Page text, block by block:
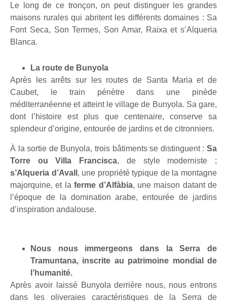
Le long de ce tronçon, on peut distinguer les grandes
maisons rurales qui abritent les différents domaines : Sa
Font Seca, Son Termes, Son Amar, Raixa et s’Alqueria
Blanca.
La route de Bunyola
Après les arrêts sur les routes de Santa Maria et de
Caubet, le train pénètre dans une pinède
méditerranéenne et atteint le village de Bunyola. Sa gare,
dont l’histoire est plus que centenaire, conserve sa
splendeur d’origine, entourée de jardins et de citronniers.
À la sortie de Bunyola, trois bâtiments se distinguent : Sa
Torre ou Villa Francisca, de style moderniste ;
s’Alqueria d’Avall , une propriété typique de la montagne
majorquine, et laferme d’Alfàbia, une maison datant de
l’époque de la domination arabe, entourée de jardins
d’inspiration andalouse.
Nous nous immergeons dans la Serra de
Tramuntana, inscrite au patrimoine mondial de
l’humanité.
Après avoir laissé Bunyola derrière nous, nous entrons
dans les oliveraies caractéristiques de la Serra de